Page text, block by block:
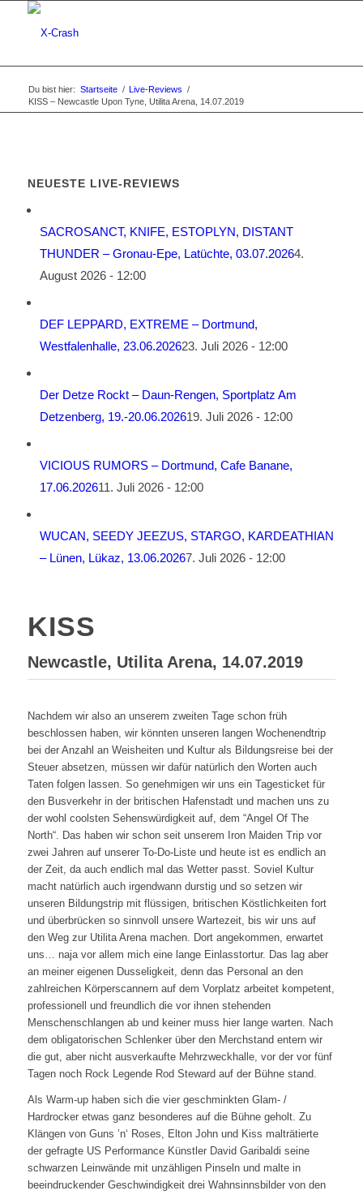
Du bist hier: Startseite / Live-Reviews /
KISS – Newcastle Upon Tyne, Utilita Arena, 14.07.2019
NEUESTE LIVE-REVIEWS
SACROSANCT, KNIFE, ESTOPLYN, DISTANT
THUNDER – Gronau-Epe, Latüchte, 03.07.20264.
August 2026 - 12:00
DEF LEPPARD, EXTREME – Dortmund,
Westfalenhalle, 23.06.202623. Juli 2026 - 12:00
Der Detze Rockt – Daun-Rengen, Sportplatz Am
Detzenberg, 19.-20.06.202619. Juli 2026 - 12:00
VICIOUS RUMORS – Dortmund, Cafe Banane,
17.06.202611. Juli 2026 - 12:00
WUCAN, SEEDY JEEZUS, STARGO, KARDEATHIAN
– Lünen, Lükaz, 13.06.20267. Juli 2026 - 12:00
KISS
Newcastle, Utilita Arena, 14.07.2019
Nachdem wir also an unserem zweiten Tage schon früh
beschlossen haben, wir könnten unseren langen Wochenendtrip
bei der Anzahl an Weisheiten und Kultur als Bildungsreise bei der
Steuer absetzen, müssen wir dafür natürlich den Worten auch
Taten folgen lassen. So genehmigen wir uns ein Tagesticket für
den Busverkehr in der britischen Hafenstadt und machen uns zu
der wohl coolsten Sehenswürdigkeit auf, dem “Angel Of The
North“. Das haben wir schon seit unserem Iron Maiden Trip vor
zwei Jahren auf unserer To-Do-Liste und heute ist es endlich an
der Zeit, da auch endlich mal das Wetter passt. Soviel Kultur
macht natürlich auch irgendwann durstig und so setzen wir
unseren Bildungstrip mit flüssigen, britischen Köstlichkeiten fort
und überbrücken so sinnvoll unsere Wartezeit, bis wir uns auf
den Weg zur Utilita Arena machen. Dort angekommen, erwartet
uns… naja vor allem mich eine lange Einlasstortur. Das lag aber
an meiner eigenen Dusseligkeit, denn das Personal an den
zahlreichen Körperscannern auf dem Vorplatz arbeitet kompetent,
professionell und freundlich die vor ihnen stehenden
Menschenschlangen ab und keiner muss hier lange warten. Nach
dem obligatorischen Schlenker über den Merchstand entern wir
die gut, aber nicht ausverkaufte Mehrzweckhalle, vor der vor fünf
Tagen noch Rock Legende Rod Steward auf der Bühne stand.
Als Warm-up haben sich die vier geschminkten Glam- /
Hardrocker etwas ganz besonderes auf die Bühne geholt. Zu
Klängen von Guns ’n‘ Roses, Elton John und Kiss malträtierte
der gefragte US Performance Künstler David Garibaldi seine
schwarzen Leinwände mit unzähligen Pinseln und malte in
beeindruckender Geschwindigkeit drei Wahnsinnsbilder von den